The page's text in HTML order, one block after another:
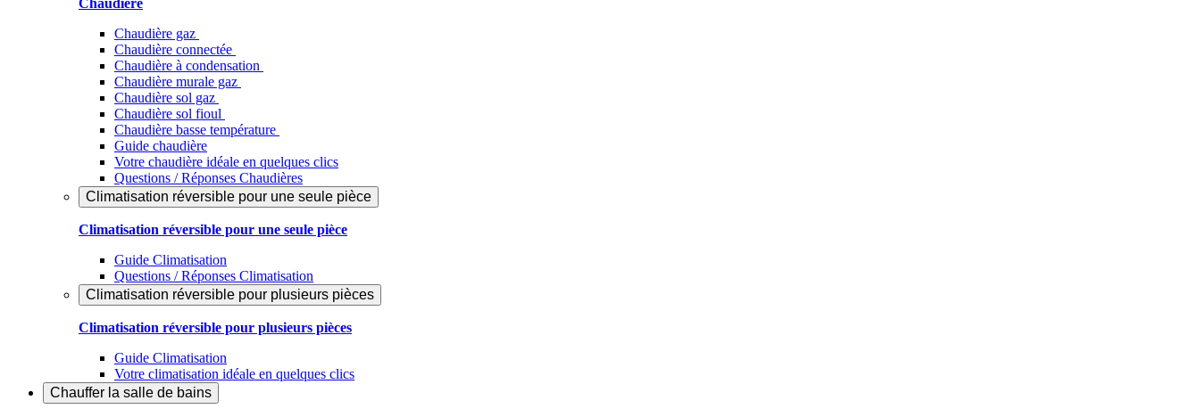
Chaudière
Chaudière gaz
Chaudière connectée
Chaudière à condensation
Chaudière murale gaz
Chaudière sol gaz
Chaudière sol fioul
Chaudière basse température
Guide chaudière
Votre chaudière idéale en quelques clics
Questions / Réponses Chaudières
Climatisation réversible pour une seule pièce
Climatisation réversible pour une seule pièce
Guide Climatisation
Questions / Réponses Climatisation
Climatisation réversible pour plusieurs pièces
Climatisation réversible pour plusieurs pièces
Guide Climatisation
Votre climatisation idéale en quelques clics
Chauffer la salle de bains